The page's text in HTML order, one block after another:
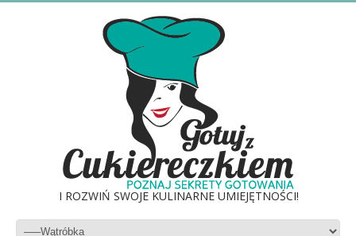
I ROZWIŃ SWOJE KULINARNE UMIEJĘTNOŚCI!